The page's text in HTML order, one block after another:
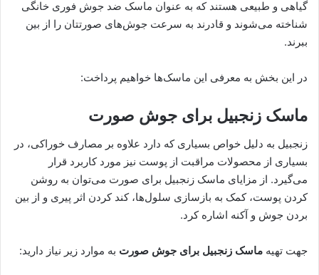
گیاهی و طبیعی هستند که به عنوان ماسک ضد جوش فوری خانگی
شناخته می‌شوند و قادرند به سرعت جوش‌های صورتتان را از بین
ببرند.
در این بخش به معرفی این ماسک‌ها خواهیم پرداخت:
ماسک زنجبیل برای جوش صورت
زنجبیل به دلیل خواص بسیاری که دارد علاوه بر مصارف خوراکی، در
بسیاری از محصولات مراقبت از پوست نیز مورد کاربرد قرار
می‌گیرد. از مزایای ماسک زنجبیل برای صورت می‌توان به روشن
کردن پوست، کمک به بازسازی سلول‌ها، کند کردن اثر پیری و از بین
بردن جوش و آکنه اشاره کرد.
جهت تهیه ماسک زنجبیل برای جوش صورت به موارد زیر نیاز دارید: